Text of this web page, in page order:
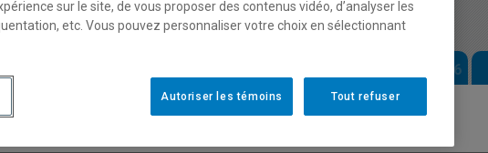
Horaire - Automne 2026
sur le site, de vous proposer des contenus vidéo, d’analyser les
etc. Vous pouvez personnaliser votre choix en sélectionnant
Tout refuser
Autoriser les témoins